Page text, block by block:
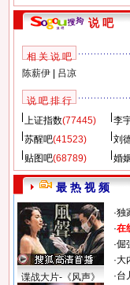
说 吧
相 关 说 吧
陈薪伊| 吕凉
说 吧 排 行
上证指数(77445) 李
苏醒吧(41523) 刘
贴图吧(68789) 婚
最 热 视 频
谍战大片-《风声》
·独
·在
·倔
·大
·台